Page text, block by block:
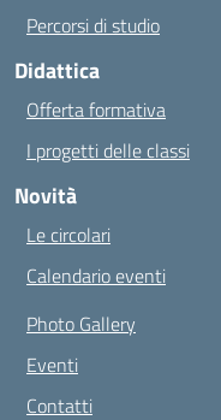
Percorsi di studio
Didattica
Offerta formativa
I progetti delle classi
Novità
Le circolari
Calendario eventi
Photo Gallery
Eventi
Contatti